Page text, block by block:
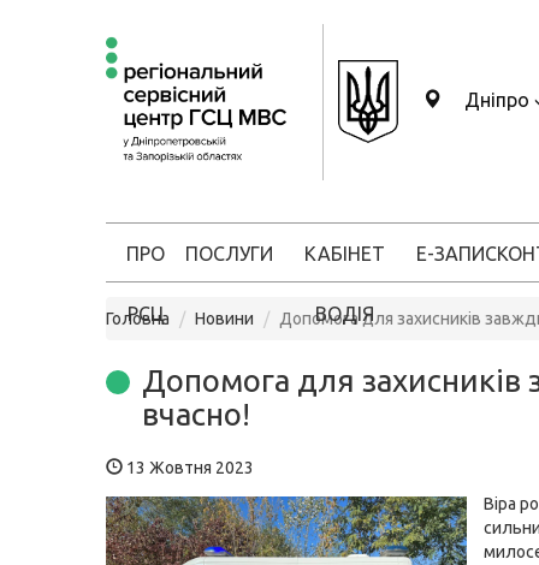
Дніпро
ПРО
РСЦ
ПОСЛУГИ КАБІНЕТ
ВОДІЯ
Е-ЗАПИС
Головна Новини Допомога для захисників
Допомога для захисників
вчасно!
13 Жовтня 2023
Віра